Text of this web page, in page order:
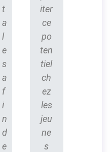
t
a
l
e
s
a
f
i
n
d
e
iter
ce
po
ten
tiel
ch
ez
les
jeu
ne
s